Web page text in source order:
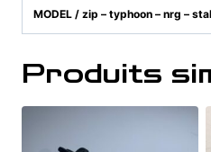
MODEL / zip – typhoon – nrg –
Produits